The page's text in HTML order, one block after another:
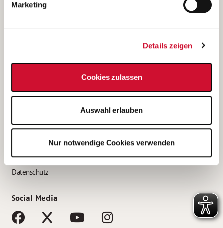
Marketing
Details zeigen
Cookies zulassen
Auswahl erlauben
Nur notwendige Cookies verwenden
Bewerbung als Altenpflegehelfer*in
Bewerbung als Erzieher*in
AWO Gliederungen nach Bundesland
Impressum
Datenschutz
Social Media